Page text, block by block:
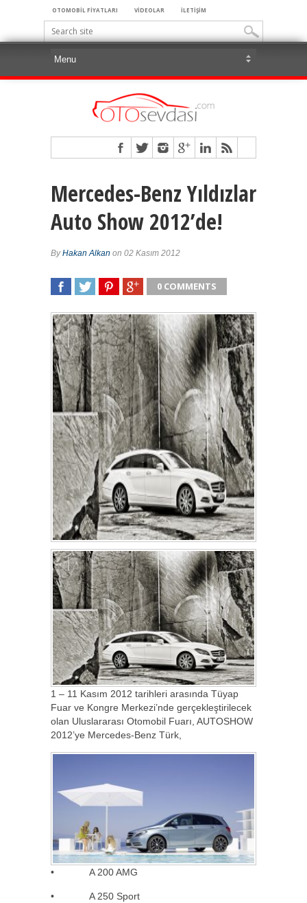
OTOMOBİL FİYATLARI VİDEOLAR İLETİŞİM
Mercedes-Benz Yıldızlar
Auto Show 2012’de!
ByHakan Alkan on 02 Kasım 2012
0 COMMENTS
1 – 11 Kasım 2012 tarihleri arasında Tüyap
Fuar ve Kongre Merkezi’nde gerçekleştirilecek
olan Uluslararası Otomobil Fuarı, AUTOSHOW
2012’ye Mercedes-Benz Türk,
• A 200 AMG
• A 250 Sport